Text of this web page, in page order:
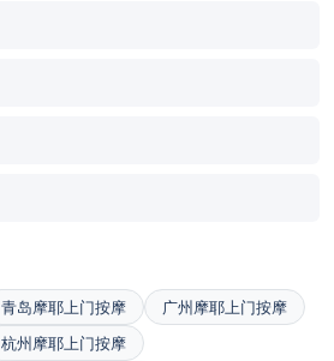
青岛摩耶上门按摩
广州摩耶上门按摩
杭州摩耶上门按摩